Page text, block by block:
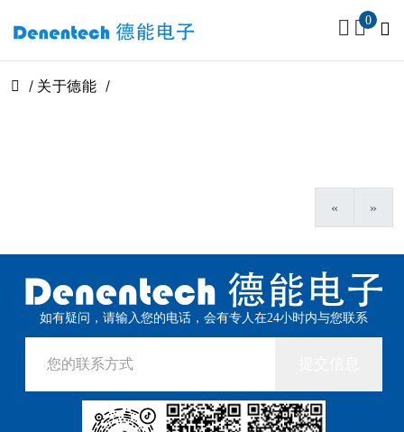
0
关于德能
« »
如有疑问，请输入您的电话，会有专人在24小时内与您联系